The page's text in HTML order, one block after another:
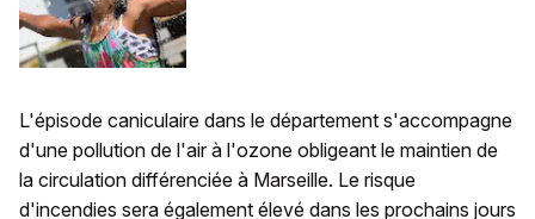
L'épisode caniculaire dans le département s'accompagne
d'une pollution de l'air à l'ozone obligeant le maintien de
la circulation différenciée à Marseille. Le risque
d'incendies sera également élevé dans les prochains jours